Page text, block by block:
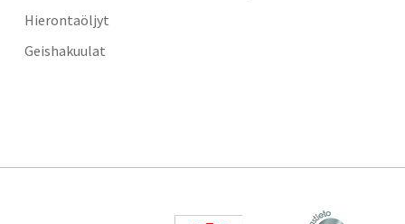
Hierontaöljyt
Geishakuulat